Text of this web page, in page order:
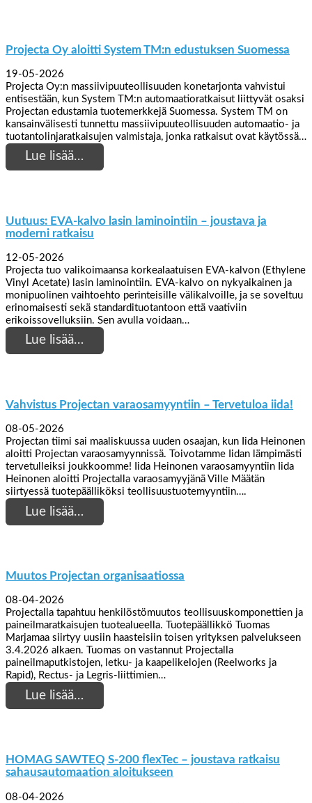
Projecta Oy aloitti System TM:n edustuksen Suomessa
19-05-2026
Projecta Oy:n massiivipuuteollisuuden konetarjonta vahvistui
entisestään, kun System TM:n automaatioratkaisut liittyvät osaksi
Projectan edustamia tuotemerkkejä Suomessa. System TM on
kansainvälisesti tunnettu massiivipuuteollisuuden automaatio- ja
tuotantolinjaratkaisujen valmistaja, jonka ratkaisut ovat käytössä…
Lue lisää…
Uutuus: EVA-kalvo lasin laminointiin – joustava ja
moderni ratkaisu
12-05-2026
Projecta tuo valikoimaansa korkealaatuisen EVA-kalvon (Ethylene
Vinyl Acetate) lasin laminointiin. EVA-kalvo on nykyaikainen ja
monipuolinen vaihtoehto perinteisille välikalvoille, ja se soveltuu
erinomaisesti sekä standardituotantoon että vaativiin
erikoissovelluksiin. Sen avulla voidaan…
Lue lisää…
Vahvistus Projectan varaosamyyntiin – Tervetuloa iida!
08-05-2026
Projectan tiimi sai maaliskuussa uuden osaajan, kun Iida Heinonen
aloitti Projectan varaosamyynnissä. Toivotamme Iidan lämpimästi
tervetulleiksi joukkoomme! Iida Heinonen varaosamyyntiin Iida
Heinonen aloitti Projectalla varaosamyyjänä Ville Määtän
siirtyessä tuotepäälliköksi teollisuustuotemyyntiin….
Lue lisää…
Muutos Projectan organisaatiossa
08-04-2026
Projectalla tapahtuu henkilöstömuutos teollisuuskomponettien ja
paineilmaratkaisujen tuotealueella. Tuotepäällikkö Tuomas
Marjamaa siirtyy uusiin haasteisiin toisen yrityksen palvelukseen
3.4.2026 alkaen. Tuomas on vastannut Projectalla
paineilmaputkistojen, letku- ja kaapelikelojen (Reelworks ja
Rapid), Rectus- ja Legris-liittimien…
Lue lisää…
HOMAG SAWTEQ S-200 flexTec – joustava ratkaisu
sahausautomaation aloitukseen
08-04-2026